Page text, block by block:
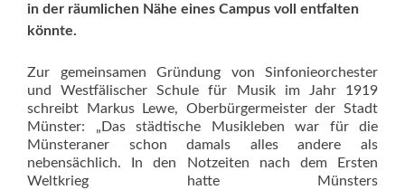
in der räumlichen Nähe eines Campus voll entfalten
könnte.
Zur gemeinsamen Gründung von Sinfonieorchester
und Westfälischer Schule für Musik im Jahr 1919
schreibt Markus Lewe, Oberbürgermeister der Stadt
Münster: „Das städtische Musikleben war für die
Münsteraner schon damals alles andere als
nebensächlich. In den Notzeiten nach dem Ersten
Weltkrieg hatte Münsters